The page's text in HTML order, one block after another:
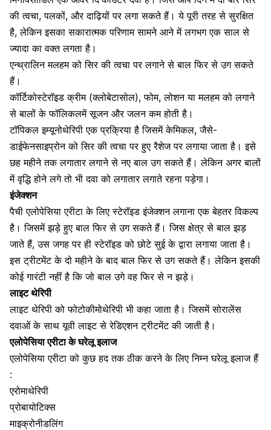
की त्वचा, पलकों, और दाढ़ियों पर लगा सकते हैं। ये पूरी तरह से सुरक्षित
है, लेकिन इसका सकारात्मक परिणाम सामने आने में लगभग एक साल से
ज्यादा का वक्त लगता है।
एन्थ्रालिन मलहम को सिर की त्वचा पर लगाने से बाल फिर से उग सकते
हैं।
कॉर्टिकोस्टेरॉइड क्रीम (क्लोबेटासोल), फोम, लोशन या मलहम को लगाने
से बालों के फॉलिकलमें सूजन और जलन कम होती है।
टॉपिकल इम्यूनोथेरिपी एक प्रक्रिया है जिसमें केमिकल, जैसे-
डाईफेनसाइप्रोन कोसिर की त्वचा पर हुए रैशेजपर लगाया जाता है। इसे
छह महीने तक लगातार लगाने सेनए बाल उग सकते हैं। लेकिन अगर बालों
में वृद्धि होने लगे तो भी दवा को लगातार लगाते रहना पड़ेगा।
इंजेक्शन
पैची एलोपेसिया एरीटा के लिए स्टेरॉइड इंजेक्शन लगाना एक बेहतर विकल्प
है। जिसमें झड़े हुए बाल फिर से उग सकते हैं। जिस क्षेत्र से बाल झड़
जाते हैं, उस जगह पर ही स्टेरॉइड को छोटे सुई के द्वारा लगाया जाता है।
इस ट्रीटमेंट के दो महीने के बाद बाल फिर से उग सकते हैं। लेकिन इसकी
कोई गारंटी नहीं है कि जो बाल उगे वह फिर से न झड़े।
लाइट थेरिपी
लाइट थेरिपी को फोटोकीमोथेरिपी भी कहा जाता है। जिसमें सोरालेंस
दवाओं के साथ यूवी लाइट से रेडिएशन ट्रीटमेंट की जाती है।
एलोपेसिया एरीटा के घरेलू इलाज
एलोपेसिया एरीटा को कुछ हद तक ठीक करने के लिए निम्न घरेलू इलाज हैं
:
एरोमाथेरिपी
प्रोबायोटिक्स
माइक्रोनीडलिंग